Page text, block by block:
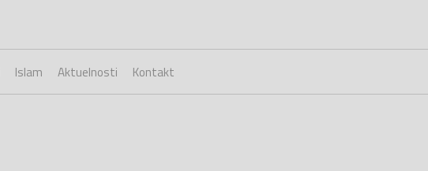
Islam Aktuelnosti Kontakt